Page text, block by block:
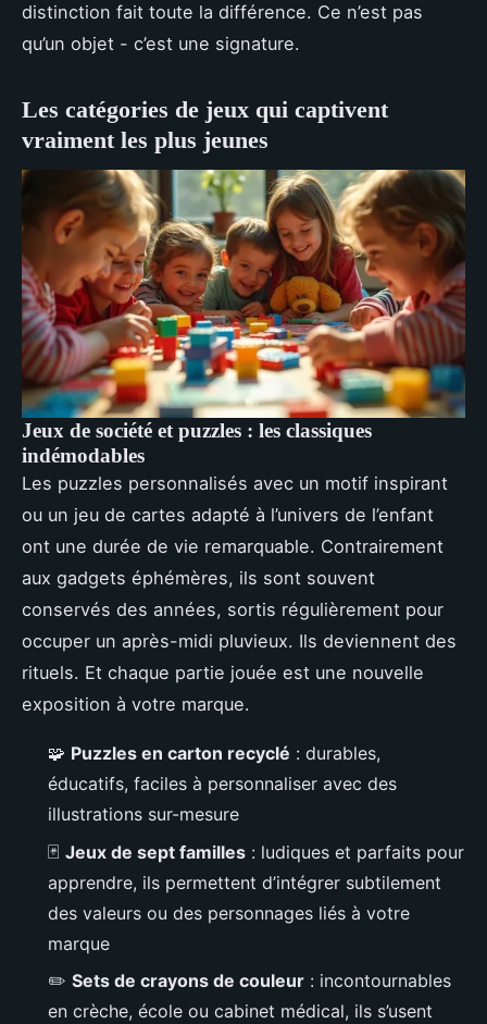
distinction fait toute la différence. Ce n’est pas
qu’un objet - c’est une signature.
Les catégories de jeux qui captivent
vraiment les plus jeunes
Jeux de société et puzzles : les classiques
indémodables
Les puzzles personnalisés avec un motif inspirant
ou un jeu de cartes adapté à l’univers de l’enfant
ont une durée de vie remarquable. Contrairement
aux gadgets éphémères, ils sont souvent
conservés des années, sortis régulièrement pour
occuper un après-midi pluvieux. Ils deviennent des
rituels. Et chaque partie jouée est une nouvelle
exposition à votre marque.
🧩 Puzzles en carton recyclé : durables,
éducatifs, faciles à personnaliser avec des
illustrations sur-mesure
🃏 Jeux de sept familles : ludiques et parfaits pour
apprendre, ils permettent d’intégrer subtilement
des valeurs ou des personnages liés à votre
marque
✏️ Sets de crayons de couleur : incontournables
en crèche, école ou cabinet médical, ils s’usent